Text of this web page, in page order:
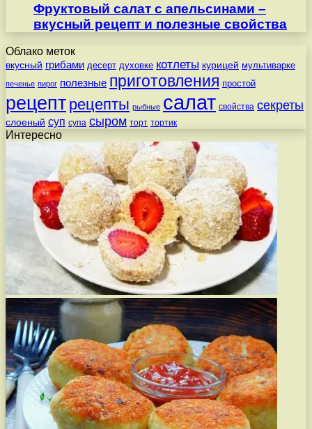
Фруктовый салат с апельсинами –
вкусный рецепт и полезные свойства
Облако меток
вкусный грибами десерт духовке котлеты курицей мультиварке
печенье пирог полезные приготовления простой
рецепт рецепты рыбные салат свойства секреты
слоеный суп супа сыром торт тортик
Интересно